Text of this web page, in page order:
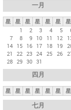
一月
星 星 星 星 星 星
星
1
2 3 4 5
7
8 9 10 11 12
14 15 16 17 18 19
21
22 23 24 25 26
28 29 30 31
四月
星 星 星 星 星 星 星
七月